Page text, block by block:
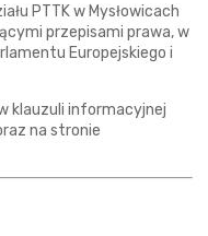
PTTK w Mysłowicach
przepisami prawa, w
Europejskiego i
klauzuli informacyjnej
na stronie